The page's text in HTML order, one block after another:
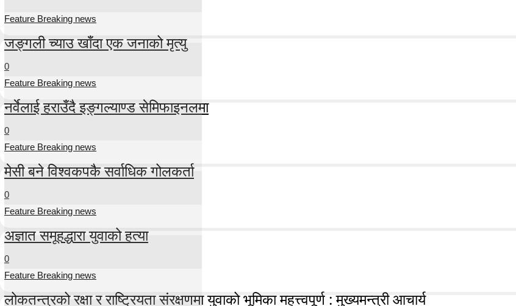
Feature Breaking news
जङ्गली च्याउ खाँदा एक जनाको मृत्यु
0
Feature Breaking news
नर्वेलाई हराउँदै इङ्गल्याण्ड सेमिफाइनलमा
0
Feature Breaking news
मेसी बने विश्वकपकै सर्वाधिक गोलकर्ता
0
Feature Breaking news
अज्ञात समूहद्धारा युवाको हत्या
0
Feature Breaking news
लोकतन्त्रको रक्षा र राष्ट्रियता संरक्षणमा युवाको भूमिका महत्त्वपूर्ण : मुख्यमन्त्री आचार्य